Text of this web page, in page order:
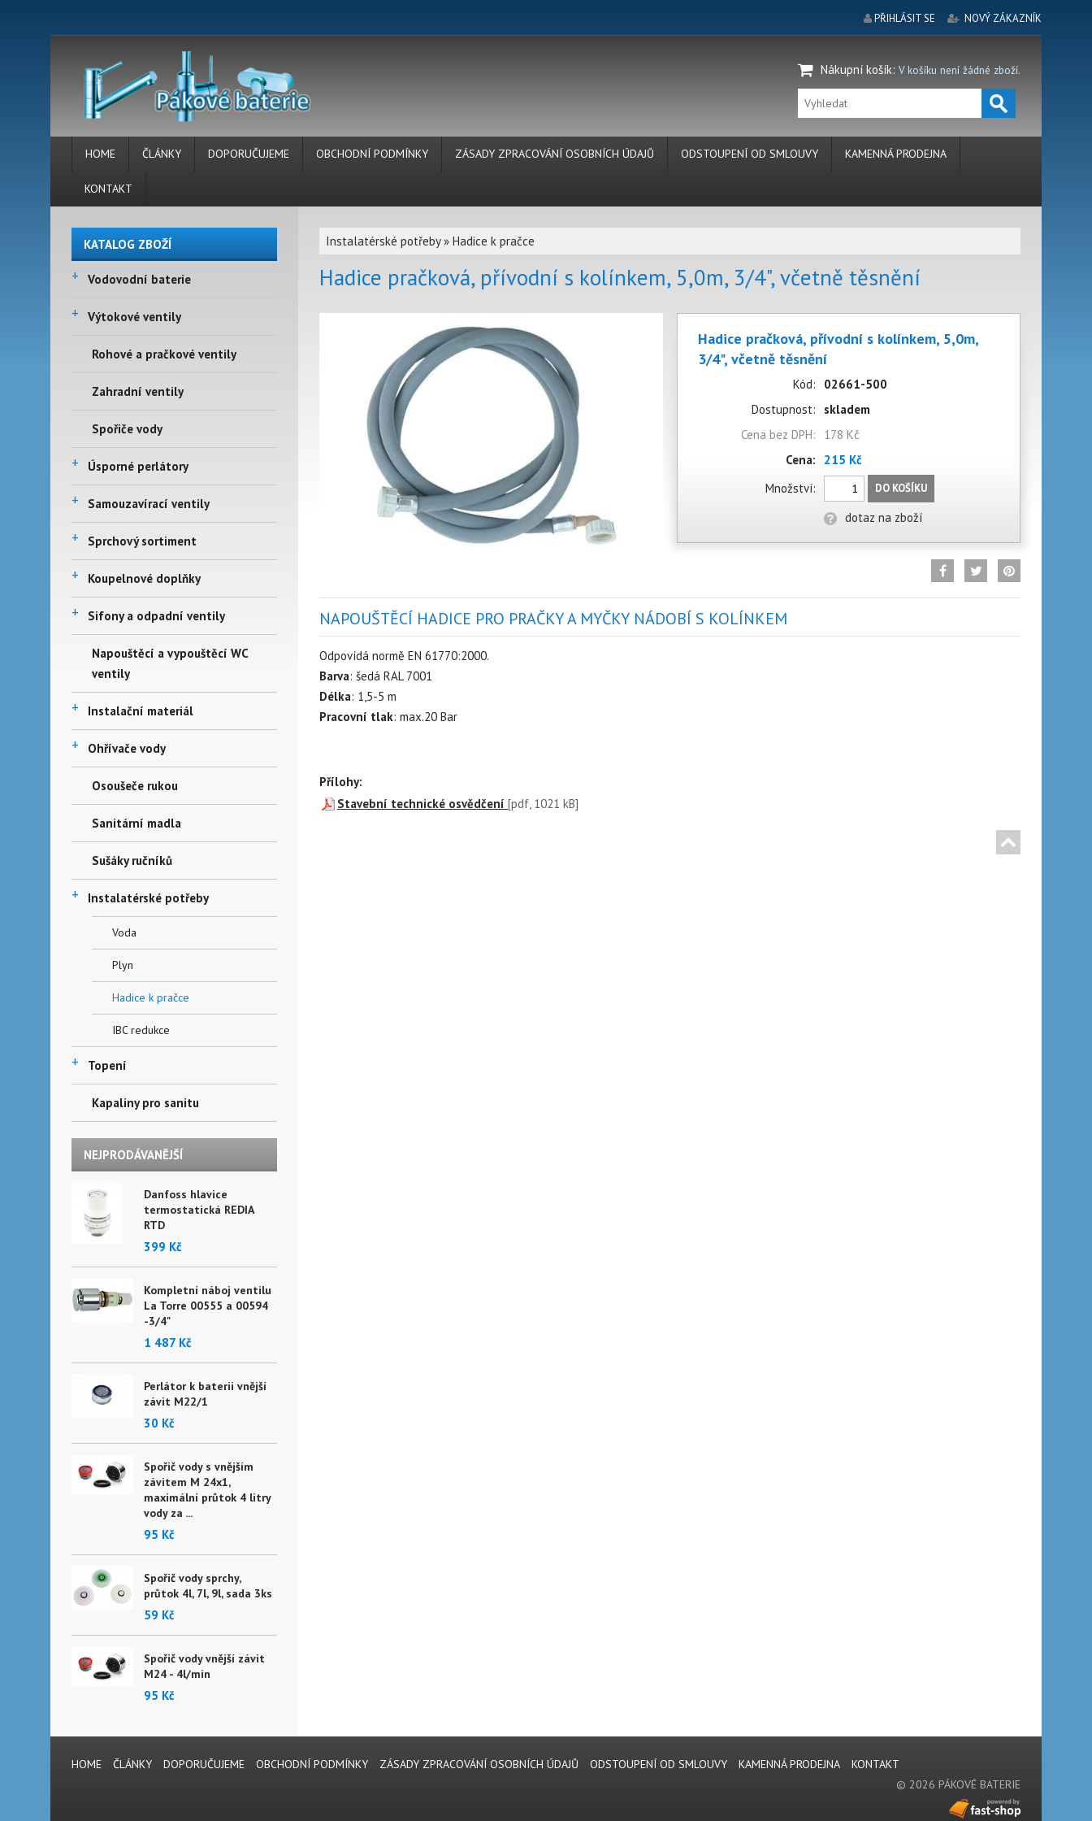
PŘIHLÁSIT SE NOVÝ ZÁKAZNÍK
Nákupní košík: V košíku není žádné zboží.
HOME ČLÁNKY DOPORUČUJEME OBCHODNÍ PODMÍNKY ZÁSADY ZPRACOVÁNÍ OSOBNÍCH ÚDAJŮ ODSTOUPENÍ OD SMLOUVY KAMENNÁ PRODEJNA
KONTAKT
KATALOG ZBOŽÍ
+ Vodovodní baterie
+ Výtokové ventily
Rohové a pračkové ventily
Zahradní ventily
Spořiče vody
+ Úsporné perlátory
+ Samouzavírací ventily
+ Sprchový sortiment
+ Koupelnové doplňky
+ Sifony a odpadní ventily
Napouštěcí a vypouštěcí WC
ventily
+ Instalační materiál
+ Ohřívače vody
Osoušeče rukou
Sanitární madla
Sušáky ručníků
+ Instalatérské potřeby
Voda
Plyn
Hadice k pračce
IBC redukce
+ Topení
Kapaliny pro sanitu
NEJPRODÁVANĚJŠÍ
Danfoss hlavice
termostatická REDIA
RTD
399 Kč
Kompletní náboj ventilu
La Torre 00555 a 00594
-3/4"
1 487 Kč
Perlátor k baterii vnější
závit M22/1
30 Kč
Spořič vody s vnějším
závitem M 24x1,
maximální průtok 4 litry
vody za ...
95 Kč
Spořič vody sprchy,
průtok 4l, 7l, 9l, sada 3ks
59 Kč
Spořič vody vnější závit
M24 - 4l/min
95 Kč
Instalatérské potřeby» Hadice k pračce
Hadice pračková, přívodní s kolínkem, 5,0m, 3/4", včetně těsnění
Hadice pračková, přívodní s kolínkem, 5,0m,
3/4", včetně těsnění
Kód:
02661-500
Dostupnost:
skladem
Cena bez DPH:
178 Kč
Cena:
215 Kč
Množství:
DO KOŠÍKU
dotaz na zboží
NAPOUŠTĚCÍ HADICE PRO PRAČKY A MYČKY NÁDOBÍ S KOLÍNKEM
Odpovídá normě EN 61770:2000.
Barva: šedá RAL 7001
Délka: 1,5-5 m
Pracovní tlak: max.20 Bar
Přílohy:
Stavební technické osvědčení [pdf, 1021 kB]
HOME ČLÁNKY DOPORUČUJEME OBCHODNÍ PODMÍNKY ZÁSADY ZPRACOVÁNÍ OSOBNÍCH ÚDAJŮ ODSTOUPENÍ OD SMLOUVY KAMENNÁ PRODEJNA
KONTAKT
© 2026 PÁKOVÉ BATERIE